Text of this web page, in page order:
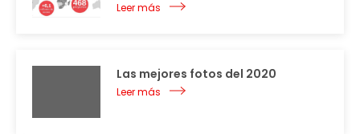
Leer más
Las mejores fotos del 2020
Leer más